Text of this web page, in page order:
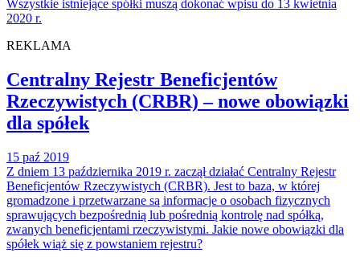
Wszystkie istniejące spółki muszą dokonać wpisu do 13 kwietnia
2020 r.
REKLAMA
Centralny Rejestr Beneficjentów
Rzeczywistych (CRBR) – nowe obowiązki
dla spółek
15 paź 2019
Z dniem 13 października 2019 r. zaczął działać Centralny Rejestr
Beneficjentów Rzeczywistych (CRBR). Jest to baza, w której
gromadzone i przetwarzane są informacje o osobach fizycznych
sprawujących bezpośrednią lub pośrednią kontrolę nad spółką,
zwanych beneficjentami rzeczywistymi. Jakie nowe obowiązki dla
spółek wiąż się z powstaniem rejestru?